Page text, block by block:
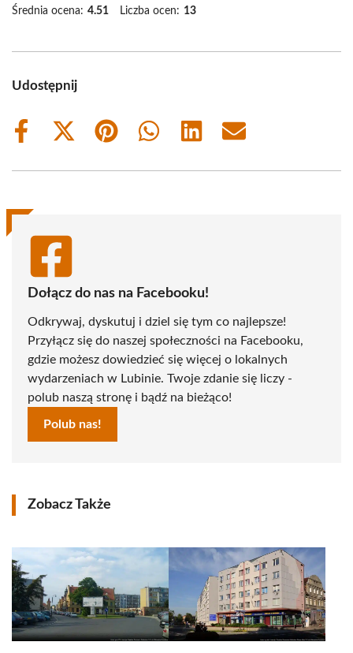
Średnia ocena: 4.51 Liczba ocen: 13
Udostępnij
Share
Share
(Twitter)
Share
Share
Share
Share
Dołącz do nas na Facebooku!
Odkrywaj, dyskutuj i dziel się tym co najlepsze!
Przyłącz się do naszej społeczności na Facebooku,
gdzie możesz dowiedzieć się więcej o lokalnych
wydarzeniach w Lubinie. Twoje zdanie się liczy -
polub naszą stronę i bądź na bieżąco!
Polub nas!
Zobacz Także